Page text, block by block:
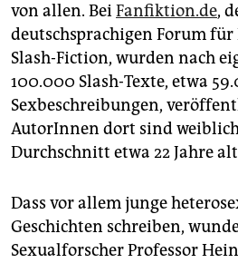
von allen. BeiFanfiktion.de,
deutschsprachigen Forum
Slash-Fiction, wurden nach
100.000 Slash-Texte, etwa
Sexbeschreibungen,
AutorInnen dort sind
Durchschnitt etwa 22 Jahre
Dass vor allem junge
Geschichten schreiben,
Sexualforscher Professor